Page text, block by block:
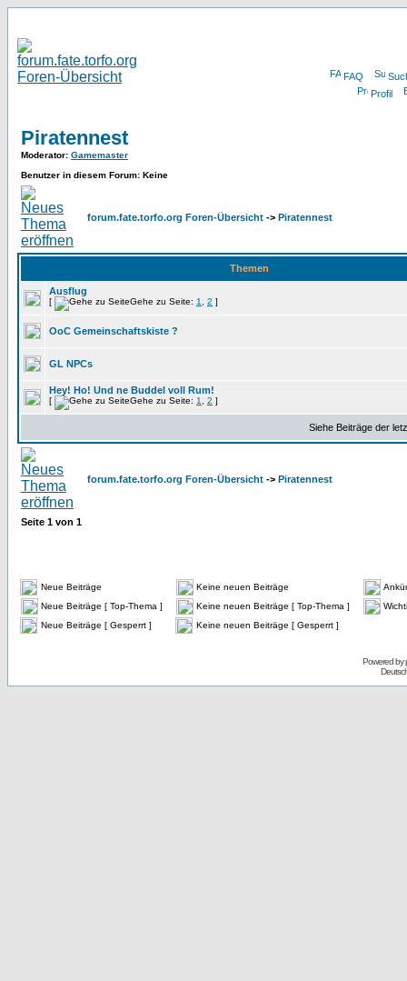
FAQ
Profil
Piratennest
Moderator: Gamemaster
Benutzer in diesem Forum: Keine
forum.fate.torfo.org Foren-Übersicht -> Piratennest
Themen
Ausflug
[ Gehe zu Seite: 1 2 ]
OoC Gemeinschaftskiste ?
GL NPCs
Hey! Ho! Und ne Buddel voll Rum!
[ Gehe zu Seite: 1 2 ]
Siehe Beiträge der
forum.fate.torfo.org Foren-Übersicht -> Piratennest
Seite 1 von 1
Neue Beiträge Keine neuen Beiträge
Neue Beiträge [ Top-Thema ]
Keine neuen Beiträge [ Top-Thema ]
Neue Beiträge [ Gesperrt ]
Keine neuen Beiträge [ Gesperrt ]
Powered by